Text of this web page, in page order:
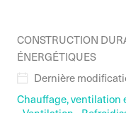
CONSTRUCTION
ÉNERGÉTIQUES
Dernière
Chauffage, ventilation